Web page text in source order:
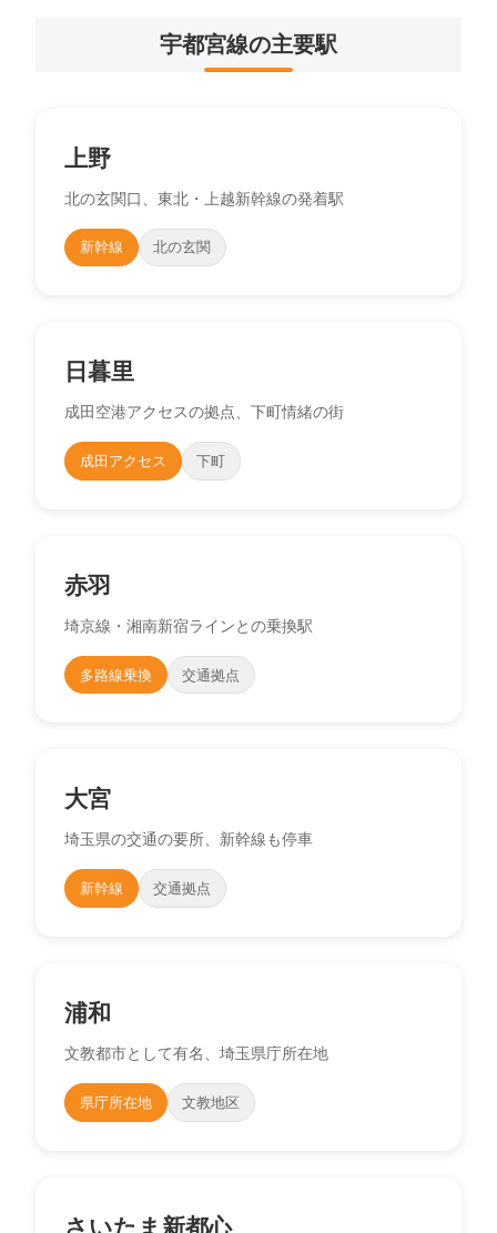
宇都宮線の主要駅
上野
北の玄関口、東北・上越新幹線の発着駅
新幹線 北の玄関
日暮里
成田空港アクセスの拠点、下町情緒の街
成田アクセス 下町
赤羽
埼京線・湘南新宿ラインとの乗換駅
多路線乗換 交通拠点
大宮
埼玉県の交通の要所、新幹線も停車
新幹線 交通拠点
浦和
文教都市として有名、埼玉県庁所在地
県庁所在地 文教地区
さいたま新都心